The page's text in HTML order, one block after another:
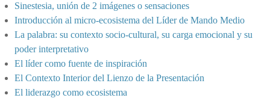
Sinestesia, unión de 2 imágenes o sensaciones
Introducción al micro-ecosistema del Líder de Mando Medio
La palabra: su contexto socio-cultural, su carga emocional y su
poder interpretativo
El líder como fuente de inspiración
El Contexto Interior del Lienzo de la Presentación
El liderazgo como ecosistema